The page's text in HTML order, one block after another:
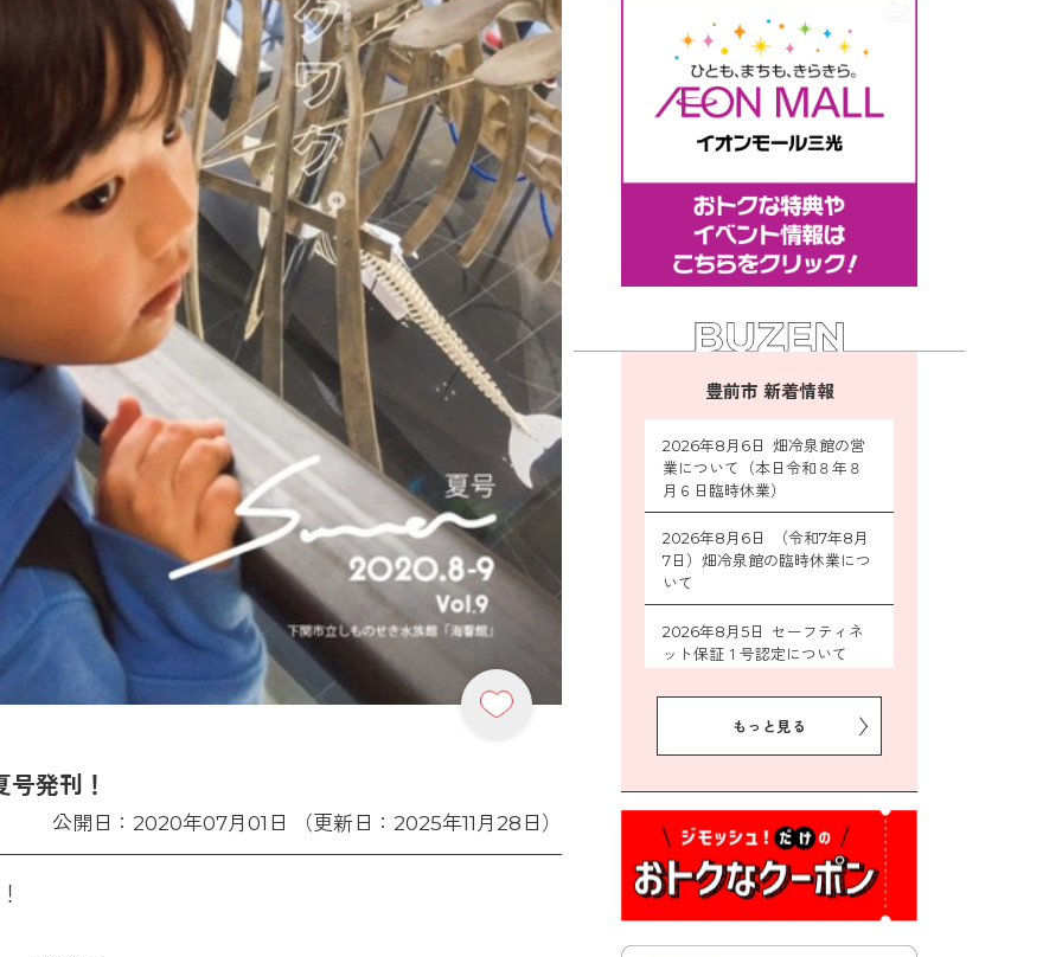
発刊！
公開日：2020年07月01日 （更新日：2025年11月28日）
豊前市 新着情報
2026年8月6日 畑冷泉館の営
業について（本日令和８年８
月６日臨時休業）
2026年8月6日 （令和7年8月
7日）畑冷泉館の臨時休業につ
いて
2026年8月5日 セーフティネ
ット保証１号認定について
2026年8月5日 豊前市プレミ
アム付き商品券事業に関する
2026年8月5日 豊前市クリー
2026年8月3日 千束地域づく
り協議会
もっと見る